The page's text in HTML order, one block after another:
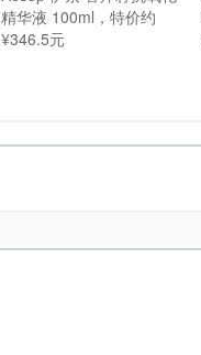
精华液 100ml，特价约
¥346.5元